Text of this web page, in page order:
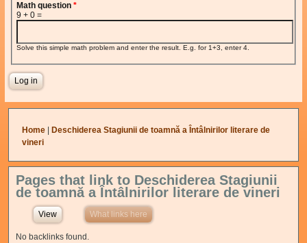
Math question*
9 + 0 =
Solve this simple math problem and enter the result. E.g. for 1+3, enter 4.
You are here
Home|
Deschiderea Stagiunii de toamnă a Întâlnirilor literare de
vineri
Pages that link to Deschiderea Stagiunii
de toamnă a Întâlnirilor literare de vineri
View What links here
No backlinks found.